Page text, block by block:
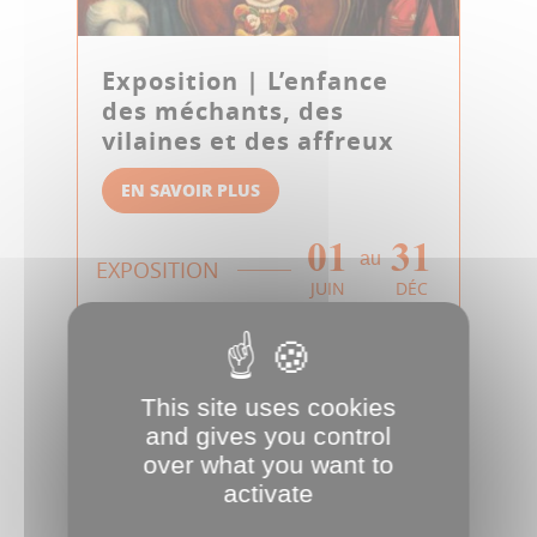
Exposition | L’enfance
des méchants, des
vilaines et des affreux
EN SAVOIR PLUS
EXPOSITION 01
JUIN
au 31
DÉC
This site uses cookies
and gives you control
over what you want to
activate